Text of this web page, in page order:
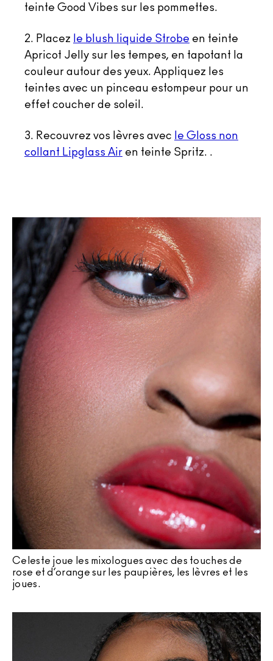
teinte Good Vibes sur les pommettes.
2. Placez le blush liquide Strobe en teinte
Apricot Jelly sur les tempes, en tapotant la
couleur autour des yeux. Appliquez les
teintes avec un pinceau estompeur pour un
effet coucher de soleil.
3. Recouvrez vos lèvres avec
le Gloss non
collant Lipglass Air en teinte Spritz. .
Celeste joue les mixologues avec des touches de
rose et d’orange sur les paupières, les lèvres et les
joues.